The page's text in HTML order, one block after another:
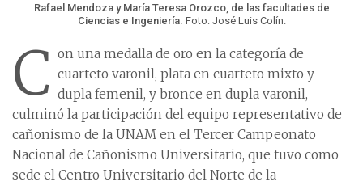
Rafael Mendoza y María Teresa Orozco, de las facultades de
Ciencias e Ingeniería. Foto: José Luis Colín.
C on una medalla de oro en la categoría de
cuarteto varonil, plata en cuarteto mixto y
dupla femenil, y bronce en dupla varonil,
culminó la participación del equipo representativo de
cañonismo de la UNAM en el Tercer Campeonato
Nacional de Cañonismo Universitario, que tuvo como
sede el Centro Universitario del Norte de la